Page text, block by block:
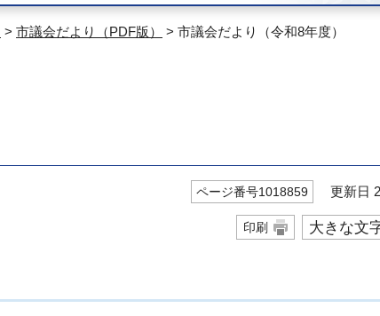
> 市議会だより（PDF版） > 市議会だより（令和8年度）
ページ番号1018859 更新日
印刷 大きな文